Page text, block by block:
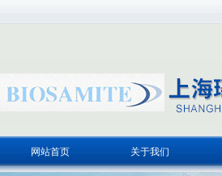
网站首页 关于我们